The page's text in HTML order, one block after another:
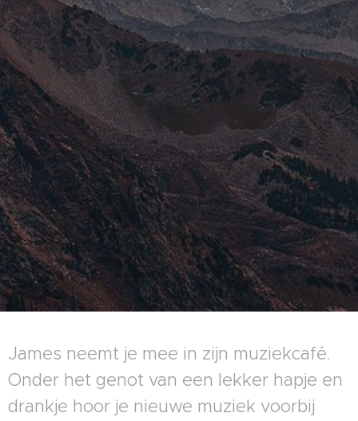
James neemt je mee in zijn muziekcafé.
Onder het genot van een lekker hapje en
drankje hoor je nieuwe muziek voorbij